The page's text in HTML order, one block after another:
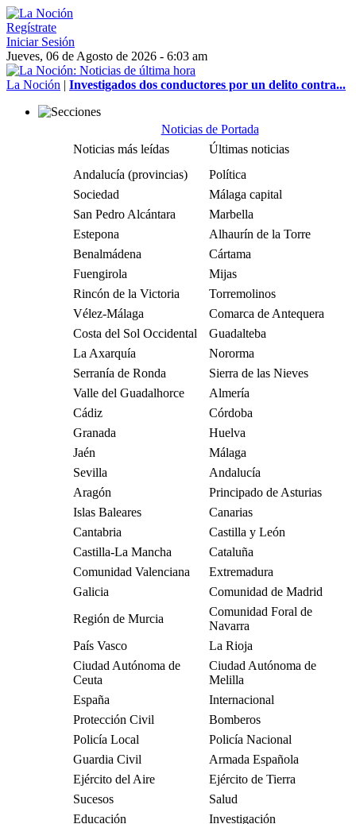
Regístrate
Iniciar Sesión
Jueves, 06 de Agosto de 2026 - 6:03 am
La Noción | Investigados dos conductores por un delito contra...
Noticias de Portada
Noticias más leídas
Últimas noticias
Andalucía (provincias)
Política
Sociedad
Málaga capital
San Pedro Alcántara
Marbella
Estepona
Alhaurín de la Torre
Benalmádena
Cártama
Fuengirola
Mijas
Rincón de la Victoria
Torremolinos
Vélez-Málaga
Comarca de Antequera
Costa del Sol Occidental
Guadalteba
La Axarquía
Nororma
Serranía de Ronda
Sierra de las Nieves
Valle del Guadalhorce
Almería
Cádiz
Córdoba
Granada
Huelva
Jaén
Málaga
Sevilla
Andalucía
Aragón
Principado de Asturias
Islas Baleares
Canarias
Cantabria
Castilla y León
Castilla-La Mancha
Cataluña
Comunidad Valenciana
Extremadura
Galicia
Comunidad de Madrid
Región de Murcia
Comunidad Foral de
Navarra
País Vasco
La Rioja
Ciudad Autónoma de
Ceuta
Ciudad Autónoma de
Melilla
España
Internacional
Protección Civil
Bomberos
Policía Local
Policía Nacional
Guardia Civil
Armada Española
Ejército del Aire
Ejército de Tierra
Sucesos
Salud
Educación
Investigación